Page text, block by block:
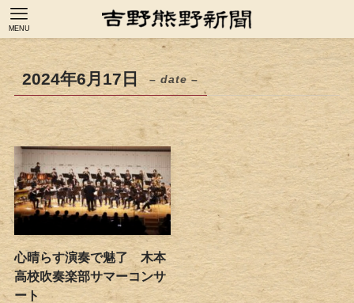
MENU
2024年6月17日 – date –
心晴らす演奏で魅了 木本
高校吹奏楽部サマーコンサ
ート